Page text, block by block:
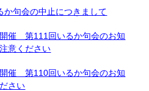
か句会の中止につきまして
開催 第111回いるか句会のお知
意ください
開催 第110回いるか句会のお知
さい